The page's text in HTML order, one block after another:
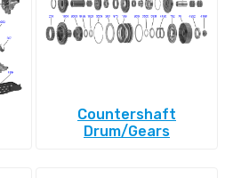
Countershaft
Drum/Gears